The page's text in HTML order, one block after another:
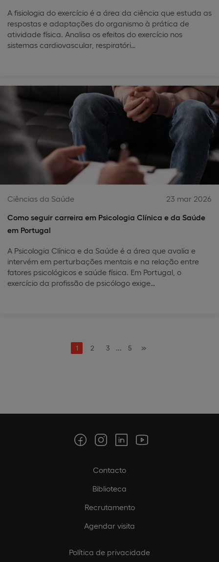
A fisiologia do exercício é a área da ciência que estuda as
respostas e adaptações do organismo à prática de
atividade física. Analisa os efeitos do exercício nos
sistemas cardiovascular, respiratóri…
Ciências da Saúde
23 mar 2026
Como seguir carreira em Psicologia Clínica e da Saúde
em Portugal
A Psicologia Clínica e da Saúde é a área que avalia e
intervém em perturbações mentais e na relação entre
fatores psicológicos e saúde física. Em Portugal, o
exercício da profissão de psicólogo exige…
1 2 3 ... 5 »
Contacto
Biblioteca
Recrutamento
Agendar visita
Política de privacidade